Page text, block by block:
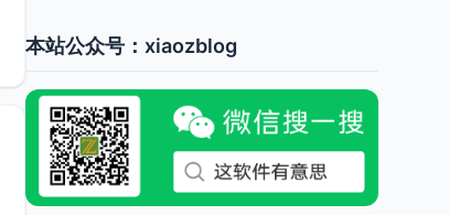
本站公众号：xiaozblog